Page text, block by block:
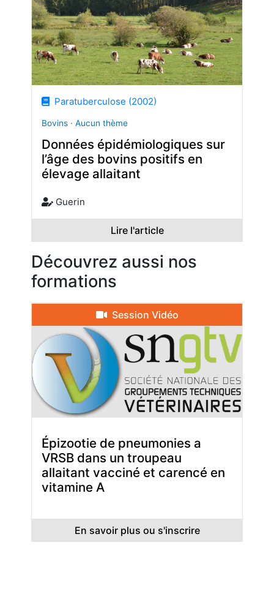
Paratuberculose (2002)
Bovins · Aucun thème
Données épidémiologiques sur
l’âge des bovins positifs en
élevage allaitant
Guerin
Lire l'article
Découvrez aussi nos
formations
Session Vidéo
Épizootie de pneumonies a
VRSB dans un troupeau
allaitant vacciné et carencé en
vitamine A
En savoir plus ou s'inscrire